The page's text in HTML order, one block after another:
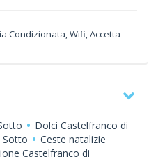
Condizionata, Wifi, Accetta
Dolci Castelfranco di
Sotto
Ceste natalizie
Castelfranco di